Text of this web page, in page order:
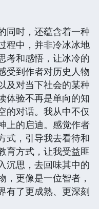
同时，还蕴含着一种
程中，并非冷冰冰地
考和感悟，让冰冷的
受到作者对历史人物
及对当下社会的某种
体验不再是单向的知
的对话。我从中不仅
上的启迪。感觉作者
式，引导我去看待和
育方式，让我受益匪
沉思，去回味其中的
，更像是一位智者，
有了更成熟、更深刻